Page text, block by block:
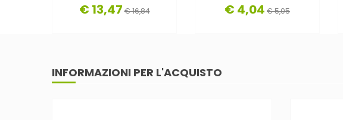
€ 13,47 € 16,84 € 4,04 € 5,05
INFORMAZIONI PER L'ACQUISTO